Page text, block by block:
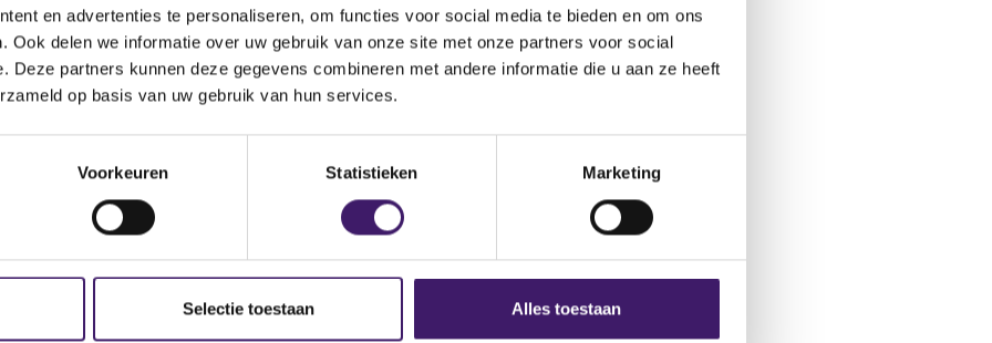
en advertenties te personaliseren, om functies voor social media te bieden en om ons
Ook delen we informatie over uw gebruik van onze site met onze partners voor social
Deze partners kunnen deze gegevens combineren met andere informatie die u aan ze heeft
op basis van uw gebruik van hun services.
Voorkeuren Statistieken Marketing
Selectie toestaan Alles toestaan
de site